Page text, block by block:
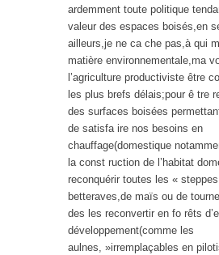
ardemment toute politique
valeur des espaces boisés,en
ailleurs,je ne ca che pas,à qui
matière environnementale,ma
l’agriculture productiviste être
les plus brefs délais;pour ê tre
des surfaces boisées
de satisfa ire nos besoins en
chauffage(domestique
la const ruction de l’habitat
reconquérir toutes les «
betteraves,de maïs ou de
des les reconvertir en fo rêts
développement(comme les
aulnes, »irremplaçables en